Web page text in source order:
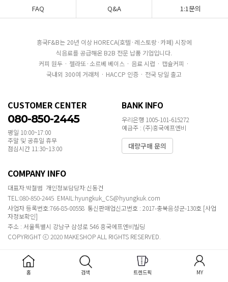
FAQ
Q&A 1:1문의
흥국F&B는 20년 이상 HORECA(호텔·레스토랑·카페) 시장에
식음료를 공급해온 B2B 전문 납품 기업입니다.
커피 원두 · 젤라또·소르베 베이스 · 음료 시럽 · 캡슐커피 ·
국내외 300여 거래처 · HACCP 인증 · 전국 당일 출고
CUSTOMER CENTER
080-850-2445
평일 10:00~17:00
주말 및 공휴일 휴무
점심시간 11:30~13:00
BANK INFO
우리은행 1005-101-615272
예금주 : (주)흥국에프엔비
대량구매 문의
COMPANY INFO
대표자:박철범 개인정보담당자:신동건
TEL:080-850-2445 EMAIL:hyungkuk_CS@hyungkuk.com
사업자 등록번호:766-85-00558 통신판매업신고번호 : 2017-충북음성군-130호 [사업
자정보확인]
주소 : 서울특별시 강남구 삼성로 546 흥국에프엔비빌딩
COPYRIGHT ⓒ 2020 MAKESHOP ALL RIGHTS RESERVED.
홈 검색 트렌드픽 MY